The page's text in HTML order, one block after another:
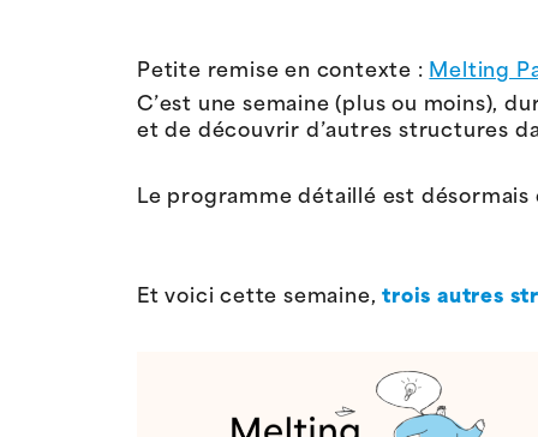
Petite remise en contexte : Melting
C’est une semaine (plus ou moins),
et de découvrir d’autres structures
Le programme détaillé est
Et voici cette semaine,trois autres